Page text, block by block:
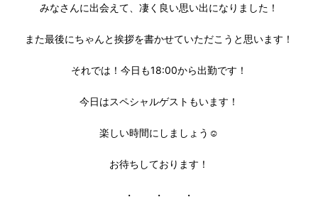
みなさんに出会えて、凄く良い思い出になりました！
また最後にちゃんと挨拶を書かせていただこうと思います！
それでは！今日も18:00から出勤です！
今日はスペシャルゲストもいます！
楽しい時間にしましょう☺︎
お待ちしております！
・ ・ ・